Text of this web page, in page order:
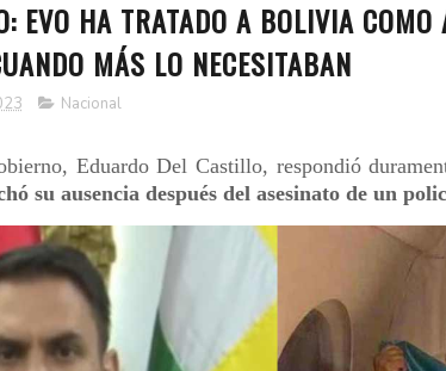
EVO HA TRATADO A BOLIVIA
MÁS LO NECESITABAN
Nacional
Eduardo Del Castillo, respondió
su ausencia después del asesinato de un